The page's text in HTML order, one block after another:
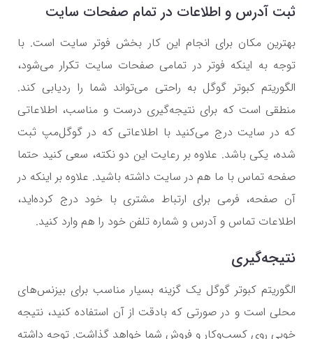
ثبت آدرس و اطلاعات در تمام صفحات سایت
بهترین مکان برای انجام این کار بخش فوتر سایت است. با
توجه به اینکه فوتر در تمامی صفحات سایت تکرار می‌شود،
الگوریتم کبوتر گوگل به راحتی می‌تواند شما را ردیابی کند.
منطقی است که برای نتیجه‌گیری درست و مناسب، اطلاعاتی
که در سایت درج می‌کنید با اطلاعاتی که در گوگل‌مپ ثبت
شده، یکی باشد. علاوه بر رعایت این دو نکته، سعی کنید حتما
صفحه تماس با ما هم در سایت داشته باشید. علاوه بر اینکه در
آن صفحه، فرمی برای ارتباط مشتری با خود درج کرده‌اید،
اطلاعات تماس و آدرس و شماره تلفن خود را هم وارد کنید.
نتیجه‌گیری
الگوریتم کبوتر گوگل یک گزینه بسیار مناسب برای بیزنس‌های
محلی است و در صورتی که بادقت از آن استفاده کنید، نتیجه
خوبی روی کسب‌وکار و فروش شما خواهد گذاشت. توجه داشته